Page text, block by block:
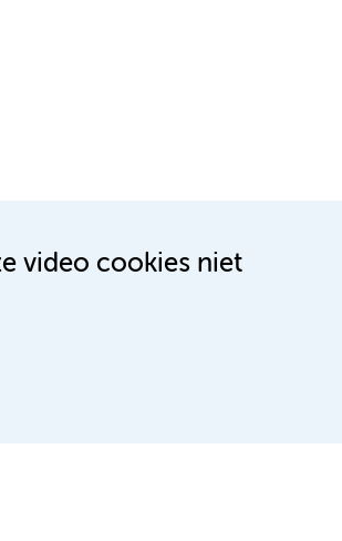
video cookies niet